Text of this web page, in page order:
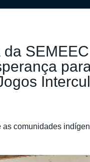
comunidades